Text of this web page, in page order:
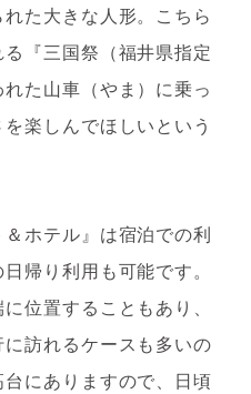
た大きな人形。こちら
『三国祭（福井県指定
た山車（やま）に乗っ
楽しんでほしいという
＆ホテル』は宿泊での利
帰り利用も可能です。
位置することもあり、
訪れるケースも多いの
にありますので、日頃